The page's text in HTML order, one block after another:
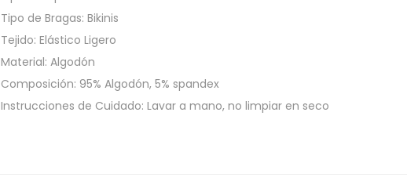
Tipo de Bragas: Bikinis
Tejido: Elástico Ligero
Material: Algodón
Composición: 95% Algodón, 5% spandex
Instrucciones de Cuidado: Lavar a mano, no limpiar en seco